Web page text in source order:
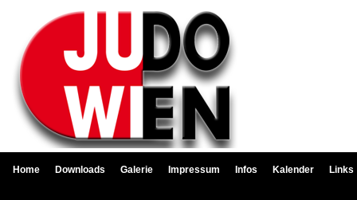
Home Downloads Galerie Impressum Infos Kalender Links